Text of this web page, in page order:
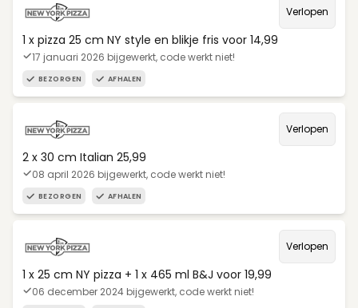
Verlopen
1 x pizza 25 cm NY style en blikje fris voor 14,99
17 januari 2026 bijgewerkt, code werkt niet!
BEZORGEN AFHALEN
Verlopen
2 x 30 cm Italian 25,99
08 april 2026 bijgewerkt, code werkt niet!
BEZORGEN AFHALEN
Verlopen
1 x 25 cm NY pizza + 1 x 465 ml B&J voor 19,99
06 december 2024 bijgewerkt, code werkt niet!